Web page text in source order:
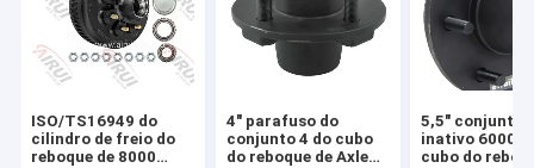
ISO/TS16949 do
cilindro de freio do
reboque de 8000
4" parafuso do
conjunto 4 do cubo
do reboque de Axle
5,5" conjunto
inativo
cubo do